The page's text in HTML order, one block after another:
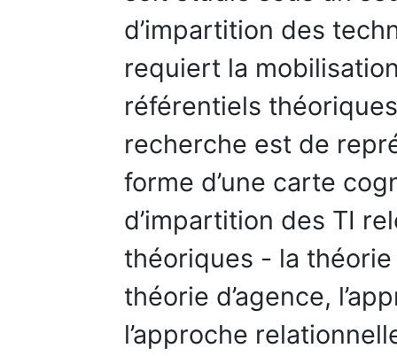
d’impartition des
requiert la
référentiels
recherche est de
forme d’une carte
d’impartition des TI
théoriques - la
théorie d’agence,
l’approche